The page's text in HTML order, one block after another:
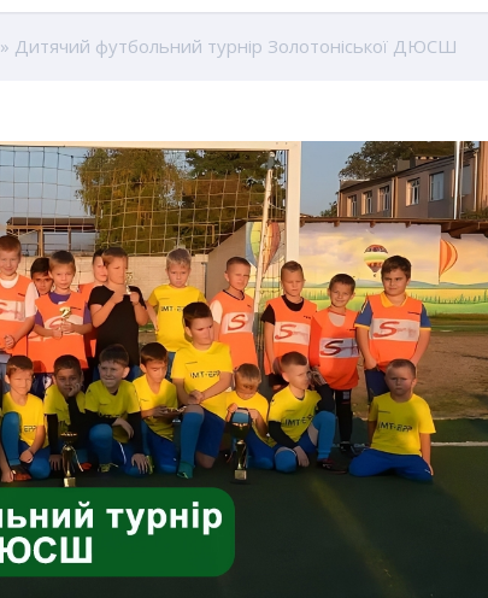
» Дитячий футбольний турнір Золотоніської ДЮСШ